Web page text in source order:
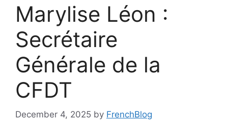
Marylise Léon :
Secrétaire
Générale de la
CFDT
December 4, 2025 by FrenchBlog